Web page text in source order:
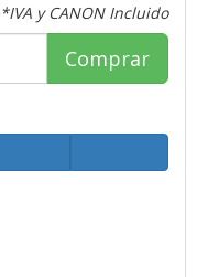
*IVA y CANON Incluido
Comprar